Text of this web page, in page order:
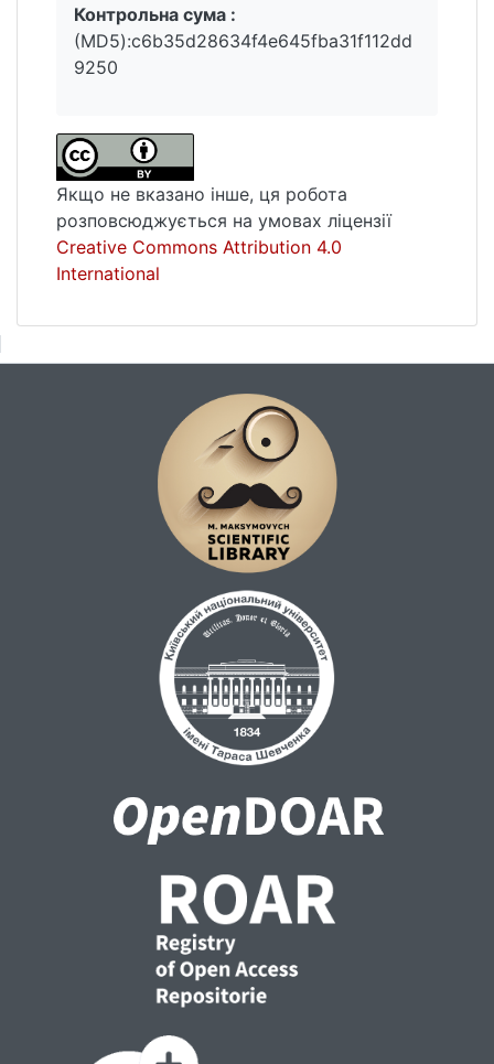
Контрольна сума :
(MD5):c6b35d28634f4e645fba31f112dd
9250
Якщо не вказано інше, ця робота
розповсюджується на умовах ліцензії
Creative Commons Attribution 4.0
International